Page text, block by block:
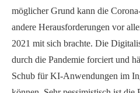
möglicher Grund kann die
andere Herausforderungen vor
2021 mit sich brachte. Die
durch die Pandemie forciert und
Schub für KI-Anwendungen im